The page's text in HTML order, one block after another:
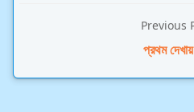
Previous
প্রথম